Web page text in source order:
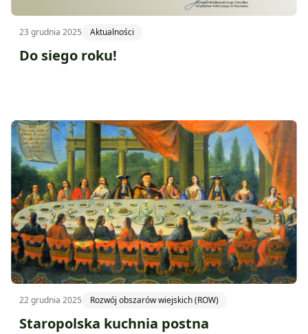
23 grudnia 2025 Aktualności
Do siego roku!
22 grudnia 2025 Rozwój obszarów wiejskich (ROW)
Staropolska kuchnia postna